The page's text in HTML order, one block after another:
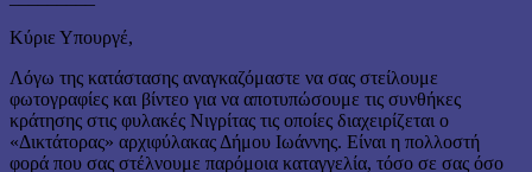
Κύριε Υπουργέ,
Λόγω της κατάστασης αναγκαζόμαστε να σας στείλουμε
φωτογραφίες και βίντεο για να αποτυπώσουμε τις συνθήκες
κράτησης στις φυλακές Νιγρίτας τις οποίες διαχειρίζεται ο
«Δικτάτορας» αρχιφύλακας Δήμου Ιωάννης. Είναι η πολλοστή
φορά που σας στέλνουμε παρόμοια καταγγελία, τόσο σε σας όσο